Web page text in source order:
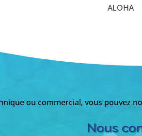
ALOHA
ou commercial, vous pouvez
Nous